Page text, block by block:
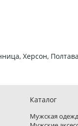
Херсон,
Каталог
Мужская